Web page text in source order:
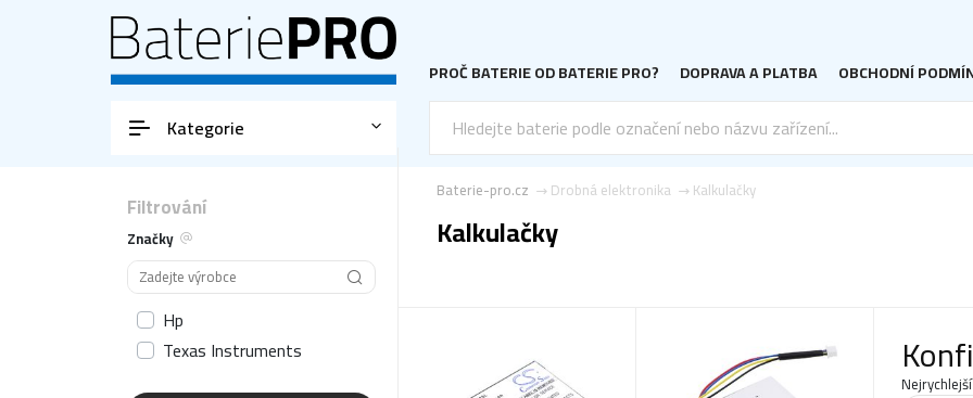
PROČ BATERIE OD BATERIE PRO? DOPRAVA A PLATBA OBCHODNÍ
Kategorie
Filtrování
Značky
Hp
Texas Instruments
Kalkulačky
Drobná elektronika
Baterie-pro.cz
Kalkulačky